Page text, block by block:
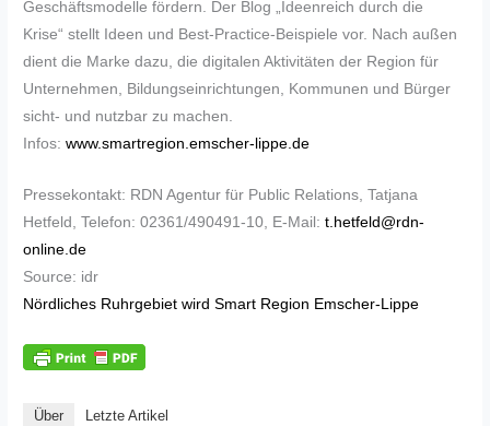
Geschäftsmodelle fördern. Der Blog „Ideenreich durch die
Krise“ stellt Ideen und Best-Practice-Beispiele vor. Nach außen
dient die Marke dazu, die digitalen Aktivitäten der Region für
Unternehmen, Bildungseinrichtungen, Kommunen und Bürger
sicht- und nutzbar zu machen.
Infos:www.smartregion.emscher-lippe.de
Pressekontakt: RDN Agentur für Public Relations, Tatjana
Hetfeld, Telefon: 02361/490491-10, E-Mail:t.hetfeld@rdn-
online.de
Source: idr
Nördliches Ruhrgebiet wird Smart Region Emscher-Lippe
Über Letzte Artikel